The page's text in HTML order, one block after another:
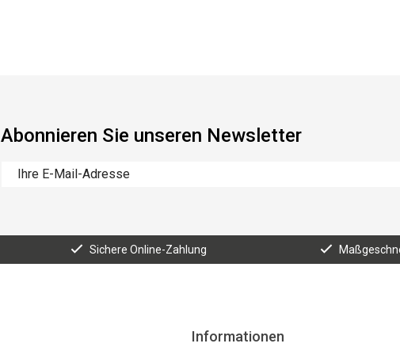
Abonnieren Sie unseren Newsletter
Sichere Online-Zahlung
Informationen